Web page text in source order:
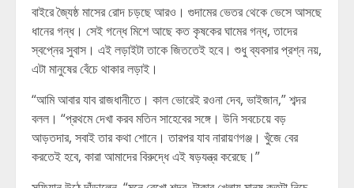
বাইরে জ্যৈষ্ঠ মাসের রোদ চড়ছে আরও। গুদামের ভেতর থেকে ভেসে আসছে
ধানের গন্ধ। সেই গন্ধে মিশে আছে কত কৃষকের ঘামের গন্ধ, তাদের
স্বপ্নের সুবাস। এই লড়াইটা তাকে জিততেই হবে। শুধু ব্যবসার প্রশ্ন নয়,
এটা মানুষের বেঁচে থাকার লড়াই।
“আমি আবার যাব রাজধানীতে। কাল ভোরেই রওনা দেব, ভাইজান,” শব্দর
বলল। “প্রথমে দেখা করব মতিন সাহেবের সঙ্গে। উনি সবচেয়ে বড়
আড়তদার, সবাই তার কথা শোনে। তারপর যাব নারায়ণগঞ্জ। খুঁজে বের
করতেই হবে, কারা আমাদের বিরুদ্ধে এই ষড়যন্ত্র করেছে।”